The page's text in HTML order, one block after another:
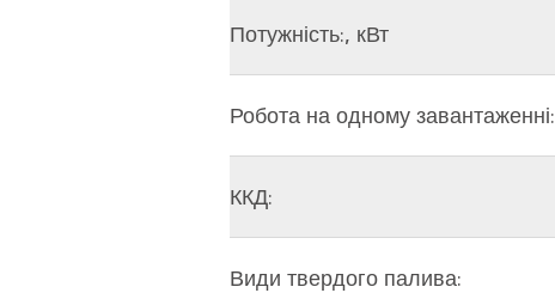
Потужність:, кВт
Робота на одному завантаженні:
ККД:
Види твердого палива: